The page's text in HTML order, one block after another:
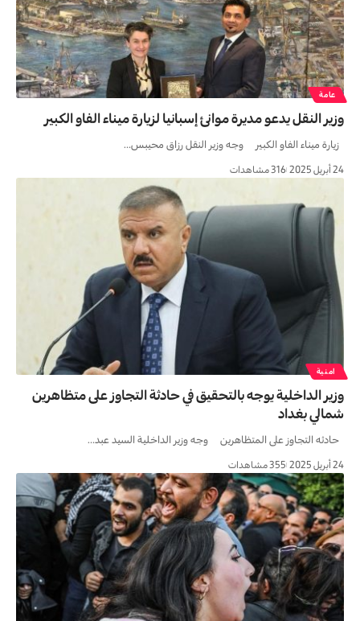
عامة
وزير النقل يدعو مديرة موانئ إسبانيا لزيارة ميناء الفاو الكبير
زيارة ميناء الفاو الكبير وجه وزير النقل رزاق محيبس…
24 أبريل 2025 316 مشاهدات
امنية
وزير الداخلية يوجه بالتحقيق في حادثة التجاوز على متظاهرين
شمالي بغداد
حادثه التجاوز على المتظاهرين وجه وزير الداخلية السيد عبد…
24 أبريل 2025 355 مشاهدات